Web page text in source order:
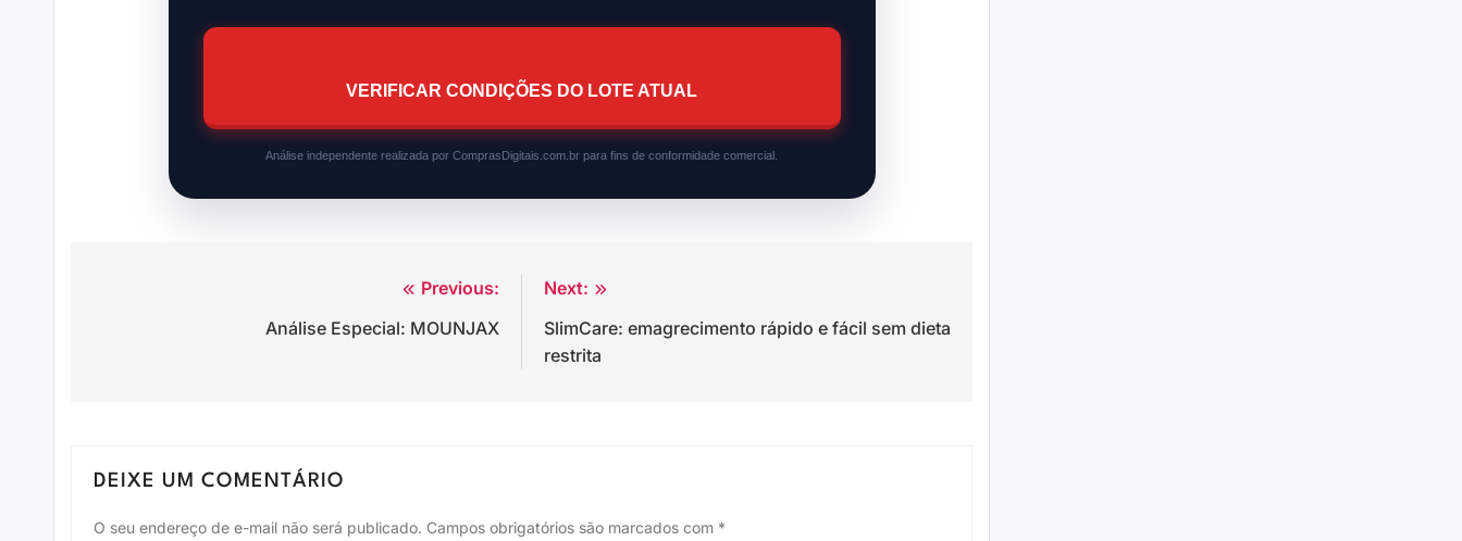
VERIFICAR CONDIÇÕES DO LOTE ATUAL
Análise independente realizada por ComprasDigitais.com.br para fins de conformidade comercial.
Previous:
Análise Especial: MOUNJAX
Next:
SlimCare: emagrecimento rápido e fácil sem dieta
restrita
DEIXE UM COMENTÁRIO
O seu endereço de e-mail não será publicado. Campos obrigatórios são marcados com *